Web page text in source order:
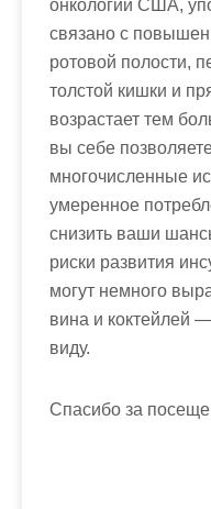
онкологии США,
связано с
ротовой полости,
толстой кишки и
возрастает тем
вы себе
многочисленные
умеренное
снизить ваши
риски развития
могут немного
вина и коктейлей
виду.
Спасибо за